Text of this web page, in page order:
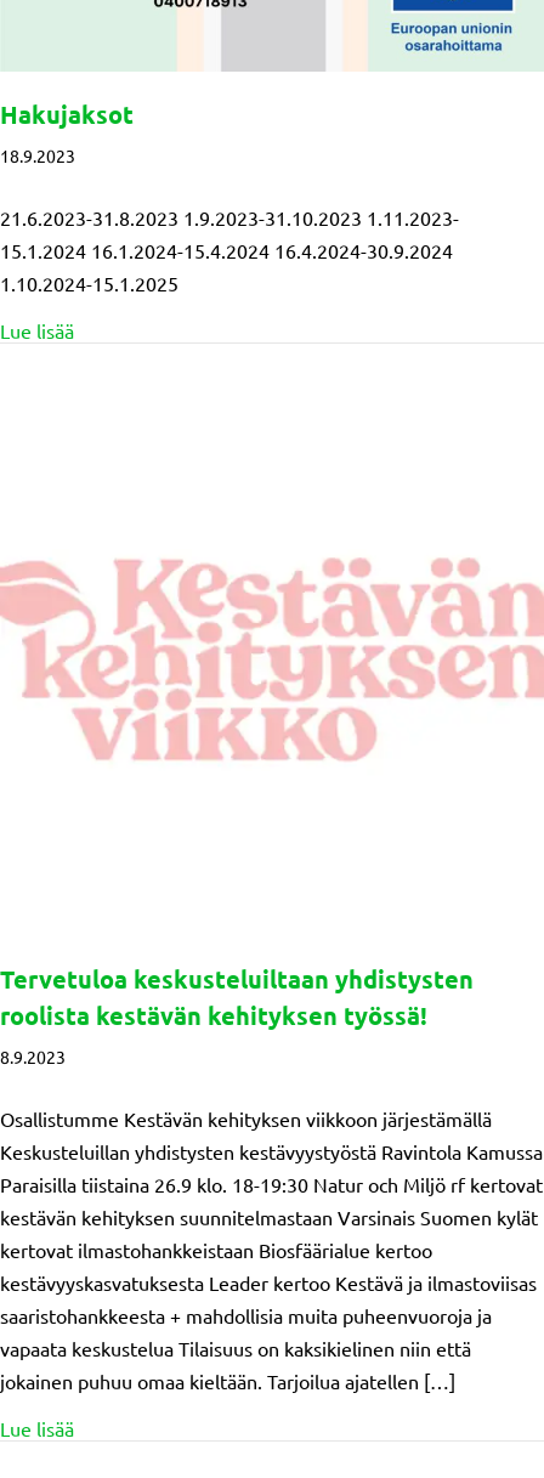
Hakujaksot
18.9.2023
21.6.2023-31.8.2023 1.9.2023-31.10.2023 1.11.2023-
15.1.2024 16.1.2024-15.4.2024 16.4.2024-30.9.2024
1.10.2024-15.1.2025
Lue lisääabout Hakujaksot
Tervetuloa keskusteluiltaan yhdistysten
roolista kestävän kehityksen työssä!
8.9.2023
Osallistumme Kestävän kehityksen viikkoon järjestämällä
Keskusteluillan yhdistysten kestävyystyöstä Ravintola Kamussa
Paraisilla tiistaina 26.9 klo. 18-19:30 Natur och Miljö rf kertovat
kestävän kehityksen suunnitelmastaan Varsinais Suomen kylät
kertovat ilmastohankkeistaan Biosfäärialue kertoo
kestävyyskasvatuksesta Leader kertoo Kestävä ja ilmastoviisas
saaristohankkeesta + mahdollisia muita puheenvuoroja ja
vapaata keskustelua Tilaisuus on kaksikielinen niin että
jokainen puhuu omaa kieltään. Tarjoilua ajatellen […]
Lue lisääabout Tervetuloa keskusteluiltaan yhdistysten roolista